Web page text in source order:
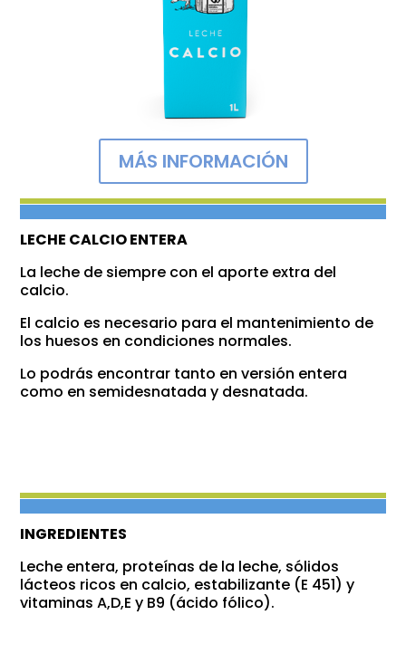
LECHE CALCIO ENTERA
La leche de siempre con el aporte extra del
calcio.
El calcio es necesario para el mantenimiento de
los huesos en condiciones normales.
Lo podrás encontrar tanto en versión entera
como en semidesnatada y desnatada.
INGREDIENTES
Leche entera, proteínas de la leche, sólidos
lácteos ricos en calcio, estabilizante (E 451) y
vitaminas A,D,E y B9 (ácido fólico).
MÁS INFORMACIÓN